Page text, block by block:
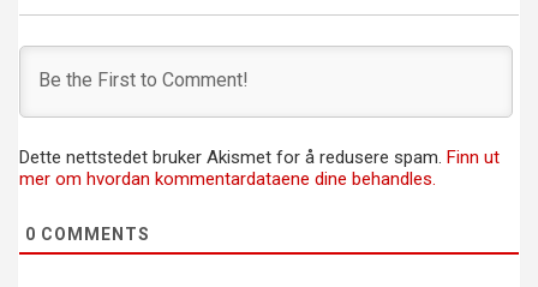
Dette nettstedet bruker Akismet for å redusere spam. Finn ut
mer om hvordan kommentardataene dine behandles.
0 COMMENTS